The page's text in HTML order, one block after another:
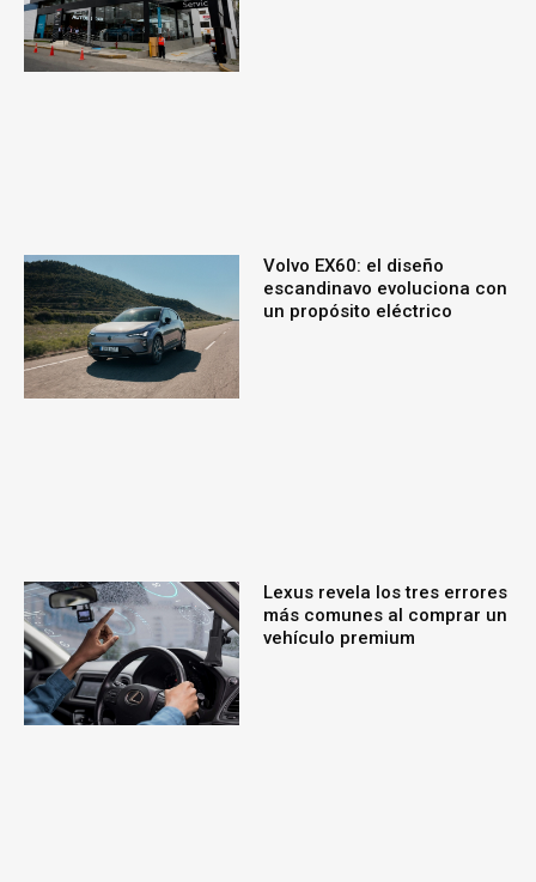
Volvo EX60: el diseño
escandinavo evoluciona con
un propósito eléctrico
Lexus revela los tres errores
más comunes al comprar un
vehículo premium